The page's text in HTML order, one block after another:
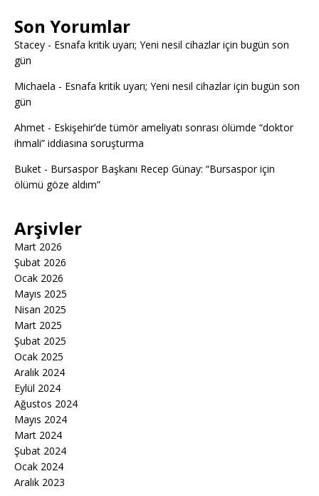
Son Yorumlar
Stacey - Esnafa kritik uyarı; Yeni nesil cihazlar için bugün son
gün
Michaela - Esnafa kritik uyarı; Yeni nesil cihazlar için bugün son
gün
Ahmet - Eskişehir’de tümör ameliyatı sonrası ölümde “doktor
ihmali” iddiasına soruşturma
Buket - Bursaspor Başkanı Recep Günay: “Bursaspor için
ölümü göze aldım”
Arşivler
Mart 2026
Şubat 2026
Ocak 2026
Mayıs 2025
Nisan 2025
Mart 2025
Şubat 2025
Ocak 2025
Aralık 2024
Eylül 2024
Ağustos 2024
Mayıs 2024
Mart 2024
Şubat 2024
Ocak 2024
Aralık 2023